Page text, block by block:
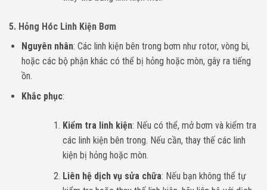
5. Hỏng Hóc Linh Kiện Bơm
Nguyên nhân: Các linh kiện bên trong bơm như rotor, vòng bi,
hoặc các bộ phận khác có thể bị hỏng hoặc mòn, gây ra tiếng
ồn.
Khắc phục:
Kiểm tra linh kiện: Nếu có thể, mở bơm và kiểm tra
các linh kiện bên trong. Nếu cần, thay thế các linh
kiện bị hỏng hoặc mòn.
Liên hệ dịch vụ sửa chữa: Nếu bạn không thể tự